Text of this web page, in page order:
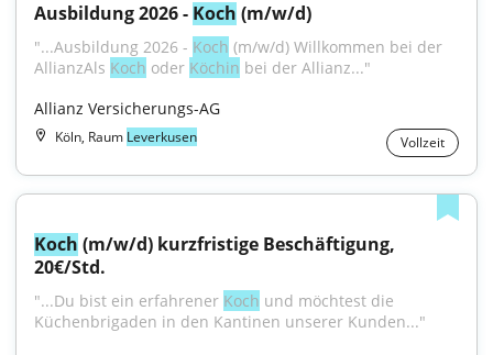
Ausbildung 2026 - Koch (m/w/d)
"...Ausbildung 2026 - Koch (m/w/d) Willkommen bei der
AllianzAls Koch oder Köchin bei der Allianz..."
Allianz Versicherungs-AG
Köln, Raum Leverkusen Vollzeit
Koch (m/w/d) kurzfristige Beschäftigung,
20€/Std.
"...Du bist ein erfahrener Koch und möchtest die
Küchenbrigaden in den Kantinen unserer Kunden..."